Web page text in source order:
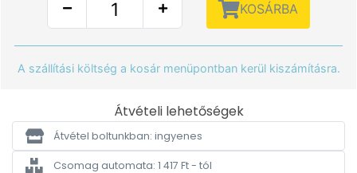
KOSÁRBA
A szállítási költség a kosár menüpontban kerül kiszámításra.
Átvételi lehetőségek
Átvétel boltunkban: ingyenes
Csomag automata: 1 417 Ft - tól